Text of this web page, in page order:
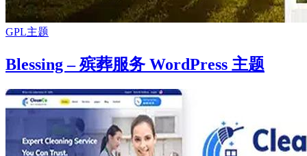
GPL主题
Blessing – 殡葬服务 WordPress 主题